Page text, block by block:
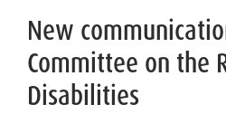
New
Committee on the
Disabilities